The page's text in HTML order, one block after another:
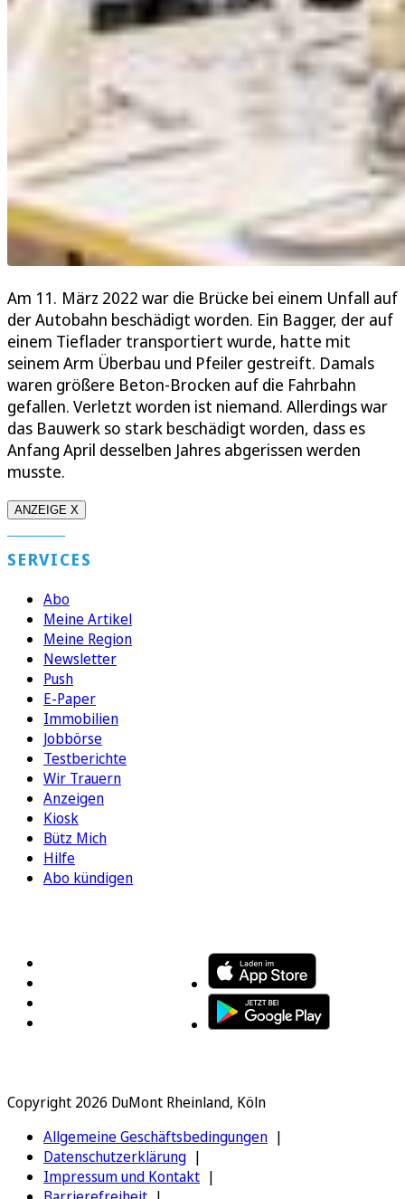
Am 11. März 2022 war die Brücke bei einem Unfall auf
der Autobahn beschädigt worden. Ein Bagger, der auf
einem Tieflader transportiert wurde, hatte mit
seinem Arm Überbau und Pfeiler gestreift. Damals
waren größere Beton-Brocken auf die Fahrbahn
gefallen. Verletzt worden ist niemand. Allerdings war
das Bauwerk so stark beschädigt worden, dass es
Anfang April desselben Jahres abgerissen werden
musste.
ANZEIGE X
SERVICES
Abo
Meine Artikel
Meine Region
Newsletter
Push
E-Paper
Immobilien
Jobbörse
Testberichte
Wir Trauern
Anzeigen
Kiosk
Bütz Mich
Hilfe
Abo kündigen
Copyright 2026 DuMont Rheinland, Köln
Allgemeine Geschäftsbedingungen
Datenschutzerklärung
Impressum und Kontakt